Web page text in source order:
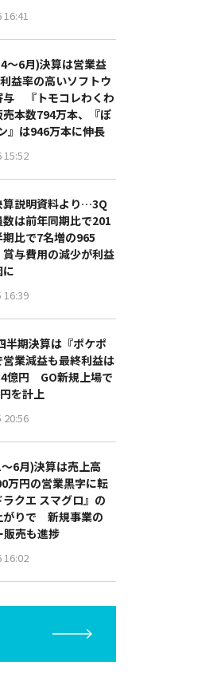
16:41
～6月)決算は営業益
益率の高いソフトウ
与 『トモコレわくわ
売本数794万本、『ぽ
』は946万本に伸長
15:52
算説明資料より…3Q
は前年同期比で201
比で7名増の965
与費用の減少が利益
16:39
半期決算は『ポケポ
業減益も最終利益は
億円 GO新規上場で
を計上
20:56
6月)決算は売上高
万円の営業黒字に転
クエ スマグロ』の
がりで 新規事業の
販売も進捗
16:02